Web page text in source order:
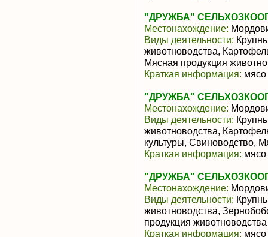
"ДРУЖБА"
Местонахождение:
Виды деятельности:
животноводства,
Мясная продукция
Краткая информация: мясо
"ДРУЖБА"
Местонахождение:
Виды деятельности:
животноводства,
культуры, Свиноводство,
Краткая информация: мясо
"ДРУЖБА"
Местонахождение:
Виды деятельности:
животноводства,
продукция животноводства
Краткая информация: мясо